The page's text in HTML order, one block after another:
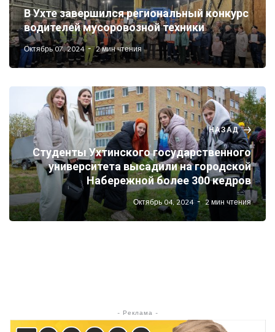
В Ухте завершился региональный конкурс
водителей мусоровозной техники
Октябрь 07, 2024 2 мин чтения
НАЗАД
Студенты Ухтинского государственного
университета высадили на городской
Набережной более 300 кедров
Октябрь 04, 2024 2 мин чтения
- Реклама -